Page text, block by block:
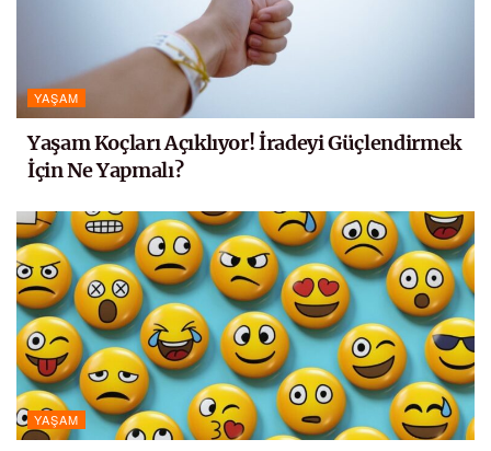
YAŞAM
Yaşam Koçları Açıklıyor! İradeyi Güçlendirmek
İçin Ne Yapmalı?
YAŞAM